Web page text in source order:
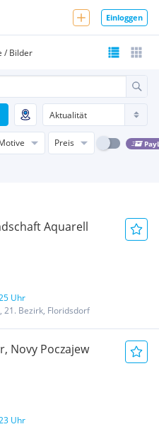
Einloggen
/ Bilder
Preis
Aquarell
Uhr
21. Bezirk, Floridsdorf
Novy Poczajew
Uhr